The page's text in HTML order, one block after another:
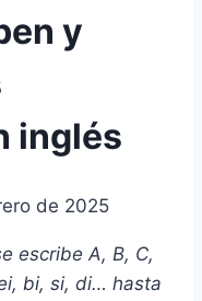
y
inglés
de 2025
escribe A, B, C,
bi, si, di… hasta